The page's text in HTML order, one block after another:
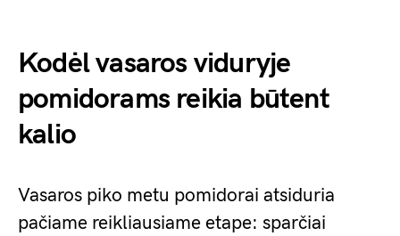
Kodėl vasaros viduryje
pomidorams reikia būtent
kalio
Vasaros piko metu pomidorai atsiduria
pačiame reikliausiame etape: sparčiai